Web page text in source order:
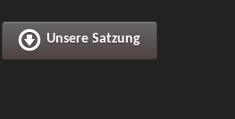
Unsere Satzung